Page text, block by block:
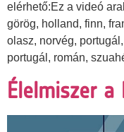
elérhető:Ez a videó
görög, holland, finn,
olasz, norvég,
portugál, román,
Élelmiszer a